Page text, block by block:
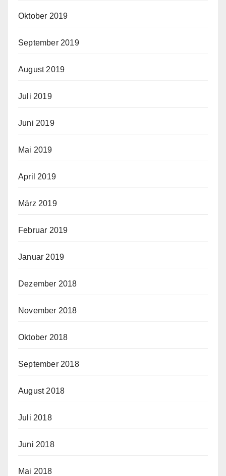
Oktober 2019
September 2019
August 2019
Juli 2019
Juni 2019
Mai 2019
April 2019
März 2019
Februar 2019
Januar 2019
Dezember 2018
November 2018
Oktober 2018
September 2018
August 2018
Juli 2018
Juni 2018
Mai 2018